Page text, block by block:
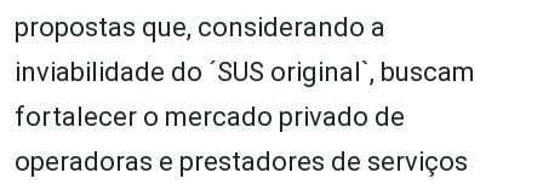
propostas que, considerando a
inviabilidade do ´SUS original`, buscam
fortalecer o mercado privado de
operadoras e prestadores de serviços